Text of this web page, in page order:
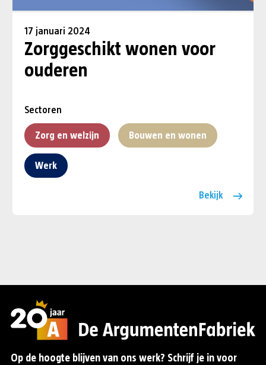
17 januari 2024
Zorggeschikt wonen voor
ouderen
Sectoren
Zorg en welzijn Bouwen en wonen
Werk
Bekijk
Op de hoogte blijven van ons werk? Schrijf je in voor